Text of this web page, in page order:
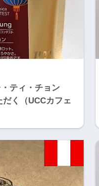
ティ・チョン
だく（UCCカフェ